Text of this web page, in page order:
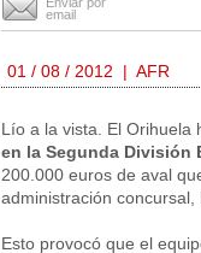
email
01 / 08 / 2012 | AFR
Lío a la vista. El Orihuela
en la Segunda División
200.000 euros de aval
administración concursal,
Esto provocó que el